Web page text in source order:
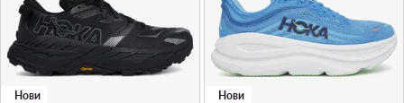
Нови Нови